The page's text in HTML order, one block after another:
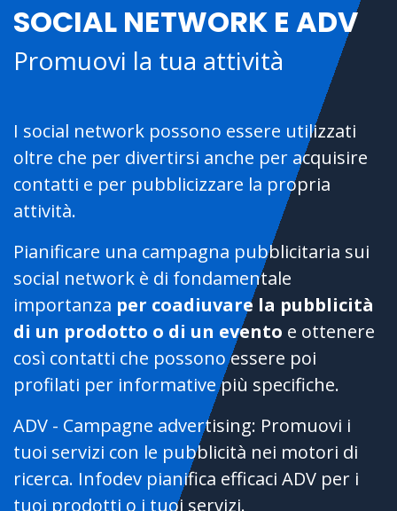
SOCIAL NETWORK E ADV
Promuovi la tua attività
I social network possono essere utilizzati
oltre che per divertirsi anche per acquisire
contatti e per pubblicizzare la propria
attività.
Pianificare una campagna pubblicitaria sui
social network è di fondamentale
importanza per coadiuvare la pubblicità
di un prodotto o di un evento e ottenere
così contatti che possono essere poi
profilati per informative più specifiche.
ADV - Campagne advertising: Promuovi i
tuoi servizi con le pubblicità nei motori di
ricerca. Infodev pianifica efficaci ADV per i
tuoi prodotti o i tuoi servizi.